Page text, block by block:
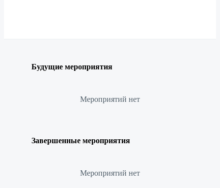
Будущие мероприятия
Мероприятий нет
Завершенные мероприятия
Мероприятий нет